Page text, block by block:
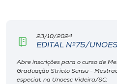
Editora
Rádio
23/10/2024
EDITAL Nº75/
Abre inscrições para o curso de
Graduação Stricto Sensu -
especial, na Unoesc Videira/SC.